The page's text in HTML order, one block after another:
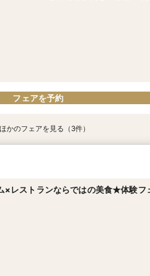
フェアを予約
かのフェアを見る（3件）
×レストランならではの美食★体験フ